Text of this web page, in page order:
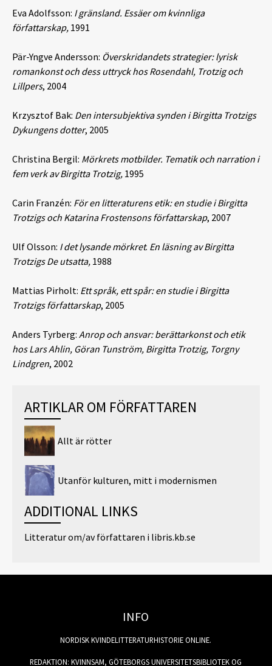
Eva Adolfsson: I gränsland. Essäer om kvinnliga
författarskap, 1991
Pär-Yngve Andersson: Överskridandets strategier: lyrisk
romankonst och dess uttryck hos Rosendahl, Trotzig och
Lillpers, 2004
Krzysztof Bak: Den intersubjektiva synden i Birgitta Trotzigs
Dykungens dotter, 2005
Christina Bergil: Mörkrets motbilder. Tematik och narration i
fem verk av Birgitta Trotzig, 1995
Carin Franzén: För en litteraturens etik: en studie i Birgitta
Trotzigs och Katarina Frostensons författarskap, 2007
Ulf Olsson: I det lysande mörkret. En läsning av Birgitta
Trotzigs De utsatta, 1988
Mattias Pirholt: Ett språk, ett spår: en studie i Birgitta
Trotzigs författarskap, 2005
Anders Tyrberg: Anrop och ansvar: berättarkonst och etik
hos Lars Ahlin, Göran Tunström, Birgitta Trotzig, Torgny
Lindgren, 2002
ARTIKLAR OM FÖRFATTAREN
Allt är rötter
Utanför kulturen, mitt i modernismen
ADDITIONAL LINKS
Litteratur om/av författaren i libris.kb.se
INFO
NORDISK KVINDELITTERATURHISTORIE ONLINE.
REDAKTION: KVINNSAM, GÖTEBORGS UNIVERSITETSBIBLIOTEK OG